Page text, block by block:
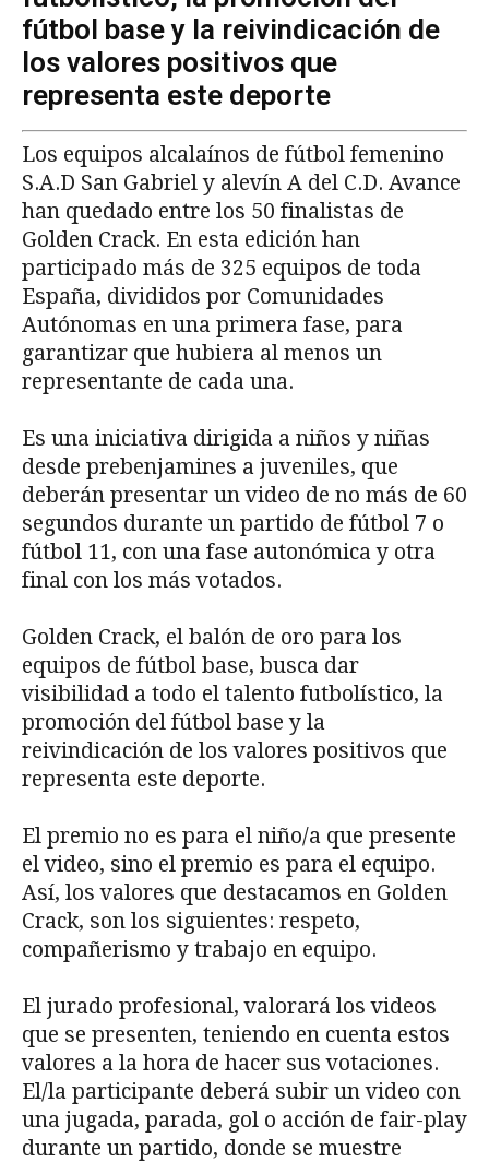
fútbol base y la reivindicación de
los valores positivos que
representa este deporte
Los equipos alcalaínos de fútbol femenino
S.A.D San Gabriel y alevín A del C.D. Avance
han quedado entre los 50 finalistas de
Golden Crack. En esta edición han
participado más de 325 equipos de toda
España, divididos por Comunidades
Autónomas en una primera fase, para
garantizar que hubiera al menos un
representante de cada una.
Es una iniciativa dirigida a niños y niñas
desde prebenjamines a juveniles, que
deberán presentar un video de no más de 60
segundos durante un partido de fútbol 7 o
fútbol 11, con una fase autonómica y otra
final con los más votados.
Golden Crack, el balón de oro para los
equipos de fútbol base, busca dar
visibilidad a todo el talento futbolístico, la
promoción del fútbol base y la
reivindicación de los valores positivos que
representa este deporte.
El premio no es para el niño/a que presente
el video, sino el premio es para el equipo.
Así, los valores que destacamos en Golden
Crack, son los siguientes: respeto,
compañerismo y trabajo en equipo.
El jurado profesional, valorará los videos
que se presenten, teniendo en cuenta estos
valores a la hora de hacer sus votaciones.
El/la participante deberá subir un video con
una jugada, parada, gol o acción de fair-play
durante un partido, donde se muestre